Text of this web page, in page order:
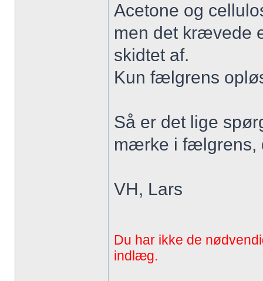
Acetone og
men det krævede
skidtet af.
Kun fælgrens
Så er det lige
mærke i fælgrens,
VH, Lars
Du har ikke de
indlæg.